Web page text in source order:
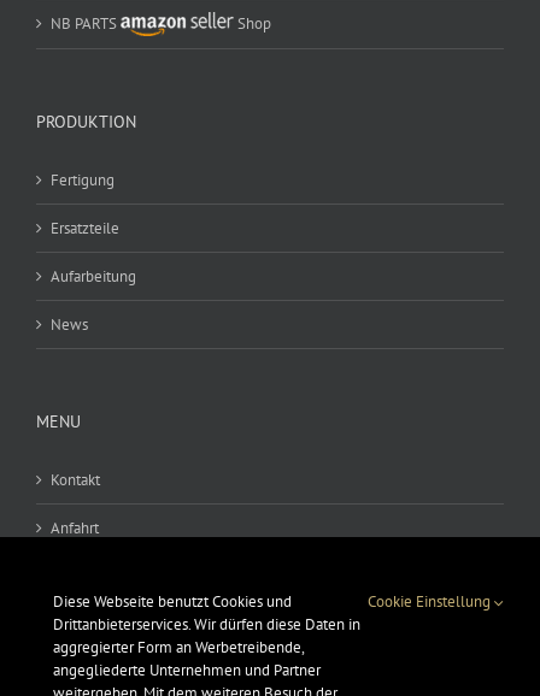
NB PARTS Shop
PRODUKTION
Fertigung
Ersatzteile
Aufarbeitung
News
MENU
Kontakt
Anfahrt
Datenschutz
Impressum
Diese Webseite benutzt Cookies und
Drittanbieterservices. Wir dürfen diese Daten in
aggregierter Form an Werbetreibende,
angegliederte Unternehmen und Partner
Cookie Einstellung